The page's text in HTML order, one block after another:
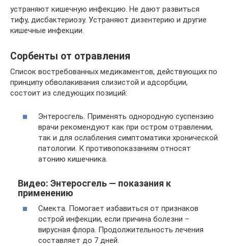
устраняют кишечную инфекцию. Не дают развиться
тифу, дисбактериозу. Устраняют дизентерию и другие
кишечные инфекции.
Сорбенты от отравления
Список востребованных медикаментов, действующих по
принципу обволакивания слизистой и адсорбции,
состоит из следующих позиций:
Энтеросгель. Применять однородную суспензию
врачи рекомендуют как при остром отравлении,
так и для ослабления симптоматики хронической
патологии. К противопоказаниям относят
атонию кишечника.
Видео: Энтеросгель — показания к
применению
Смекта. Помогает избавиться от признаков
острой инфекции, если причина болезни –
вирусная флора. Продолжительность лечения
составляет до 7 дней.